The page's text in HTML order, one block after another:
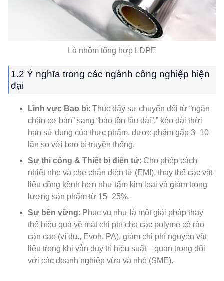
Lá nhôm tổng hợp LDPE
1.2 Ý nghĩa trong các ngành công nghiệp hiện
đại
Lĩnh vực Bao bì: Thúc đẩy sự chuyển đổi từ “ngăn
chặn cơ bản” sang “bảo tồn lâu dài”,” kéo dài thời
hạn sử dụng của thực phẩm, dược phẩm gấp 3–10
lần so với bao bì truyền thống.
Sự thi công & Thiết bị điện tử: Cho phép cách
nhiệt nhẹ và che chắn điện từ (EMI), thay thế các vật
liệu cồng kềnh hơn như tấm kim loại và giảm trọng
lượng sản phẩm từ 15–25%.
Sự bền vững: Phục vụ như là một giải pháp thay
thế hiệu quả về mặt chi phí cho các polyme có rào
cản cao (ví dụ., Evoh, PA), giảm chi phí nguyên vật
liệu trong khi vẫn duy trì hiệu suất—quan trọng đối
với các doanh nghiệp vừa và nhỏ (SME).